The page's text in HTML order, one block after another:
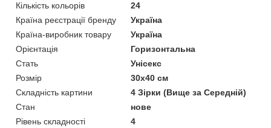
Кількість кольорів
24
Країна реєстрації бренду
Україна
Країна-виробник товару
Україна
Орієнтація
Горизонтальна
Стать
Унісекс
Розмір
30х40 см
Складність картини
4 Зірки (Вище за Середній)
Стан
нове
Рівень складності
4